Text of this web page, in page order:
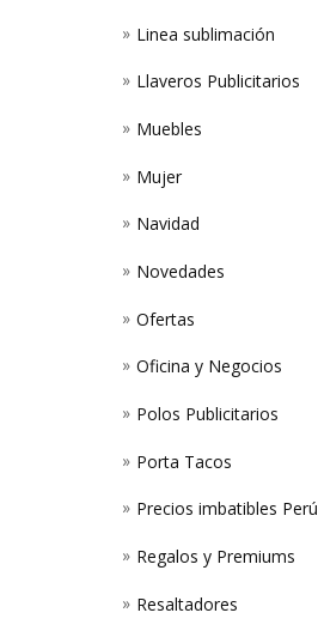
Linea sublimación
Llaveros Publicitarios
Muebles
Mujer
Navidad
Novedades
Ofertas
Oficina y Negocios
Polos Publicitarios
Porta Tacos
Precios imbatibles Perú
Regalos y Premiums
Resaltadores